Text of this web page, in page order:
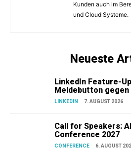
Kunden auch im
und Cloud Systeme.
Neueste
LinkedIn Feature-
Meldebutton gegen
LINKEDIN 7. AUGUST 2026
Call for Speakers:
Conference 2027
CONFERENCE 6. AUGUST